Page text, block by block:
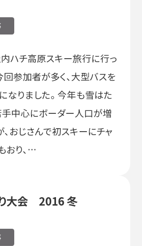
ハチ高原スキー旅行に行っ
回参加者が多く、大型バスを
なりました。 今年も雪はた
手中心にボーダー人口が増
、おじさんで初スキーにチャ
おり、…
大会 2016 冬